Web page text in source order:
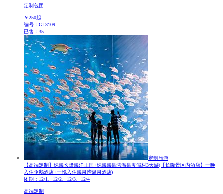
定制包团
￥250起
编号：GL3109
已售：35
定制旅游
【高端定制】珠海长隆海洋王国+珠海海泉湾温泉度假村3天游(【长隆景区内酒店】一晚
入住企鹅酒店+一晚入住海泉湾温泉酒店)
团期：12/1、12/2、12/3、12/4
高端定制